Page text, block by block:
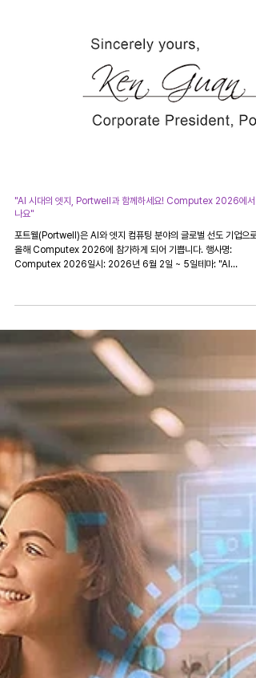
"AI 시대의 엣지, Portwell과 함께하세요! Computex 2026에서
나요"
포트웰(Portwell)은 AI와 엣지 컴퓨팅 분야의 글로벌 선도 기업으로
솔루션 전문 기업으로서, 차세대 디지털 혁신에 필요한 신뢰할 수 있고
확장 가능한 플랫폼을 제공합니다. 이번 Computex에서 만나보실
요 솔루션: 🔹 차세대 AI & 엣지 혁신을 위한 Computer-on-
Module차세대 AI 애플리케이션을 위해 최적화된 고성능 모듈로,
배포와 유연한 확장성을 제공합니다. 🔹 지능형 시스템을 위한 고급
업용 메인보드산업 현장의 까다로운 요구 조건에서도 안정적으로 작
하는 견고한 하드웨어 솔루션입니다. 🔹 엣